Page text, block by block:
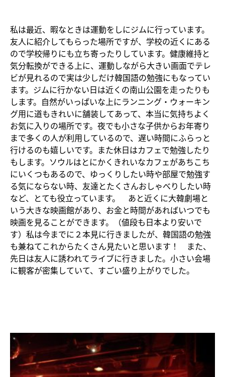
私は最近、暇なときは運動をしにジムに行っています。
友人に紹介してもらった場所ですが、学校の近くにある
ので学校帰りにも立ち寄ったりしています。健康維持と
気分転換ができる上に、運動しながら大きい画面でテレ
ビが見れるので実は少しだけ韓国語の勉強にもなってい
ます。ジムに行かない日は近くの南山公園を走ったりも
します。自然がいっぱいな上にランニング・ウォーキン
グ用に道もきれいに舗装してあって、本当に気持ちよく
お気に入りの場所です。夜でも小さな子供からお年寄り
まで多くの人が利用しているので、遅い時間にふらっと
行けるのも嬉しいです。また休日はカフェで勉強したり
もします。ソウルはとにかくきれいなカフェがあちこち
にいくつもあるので、ゆっくりしたい時や部屋で勉強す
る気にならない時、友達とたくさんおしゃべりしたい時
など、とても役立っています。 あと近くに大韓劇場と
いう大きな映画館があり、お金と時間があればいつでも
映画を見ることができます。（値段も日本より安いで
す）私は今までに２本見に行きましたが、韓国語の勉強
も兼ねてこれからたくさん見たいと思います！ また、
先日は友人に誘われてライブに行きました。小さい会場
に観客が密集していて、すごい盛り上がりでした。